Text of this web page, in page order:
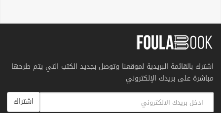
اشترك بالقائمة البريدية لموقعنا وتوصل بجديد الكتب التي يتم طرحها
مباشرة على بريدك الإلكتروني
اشتراك